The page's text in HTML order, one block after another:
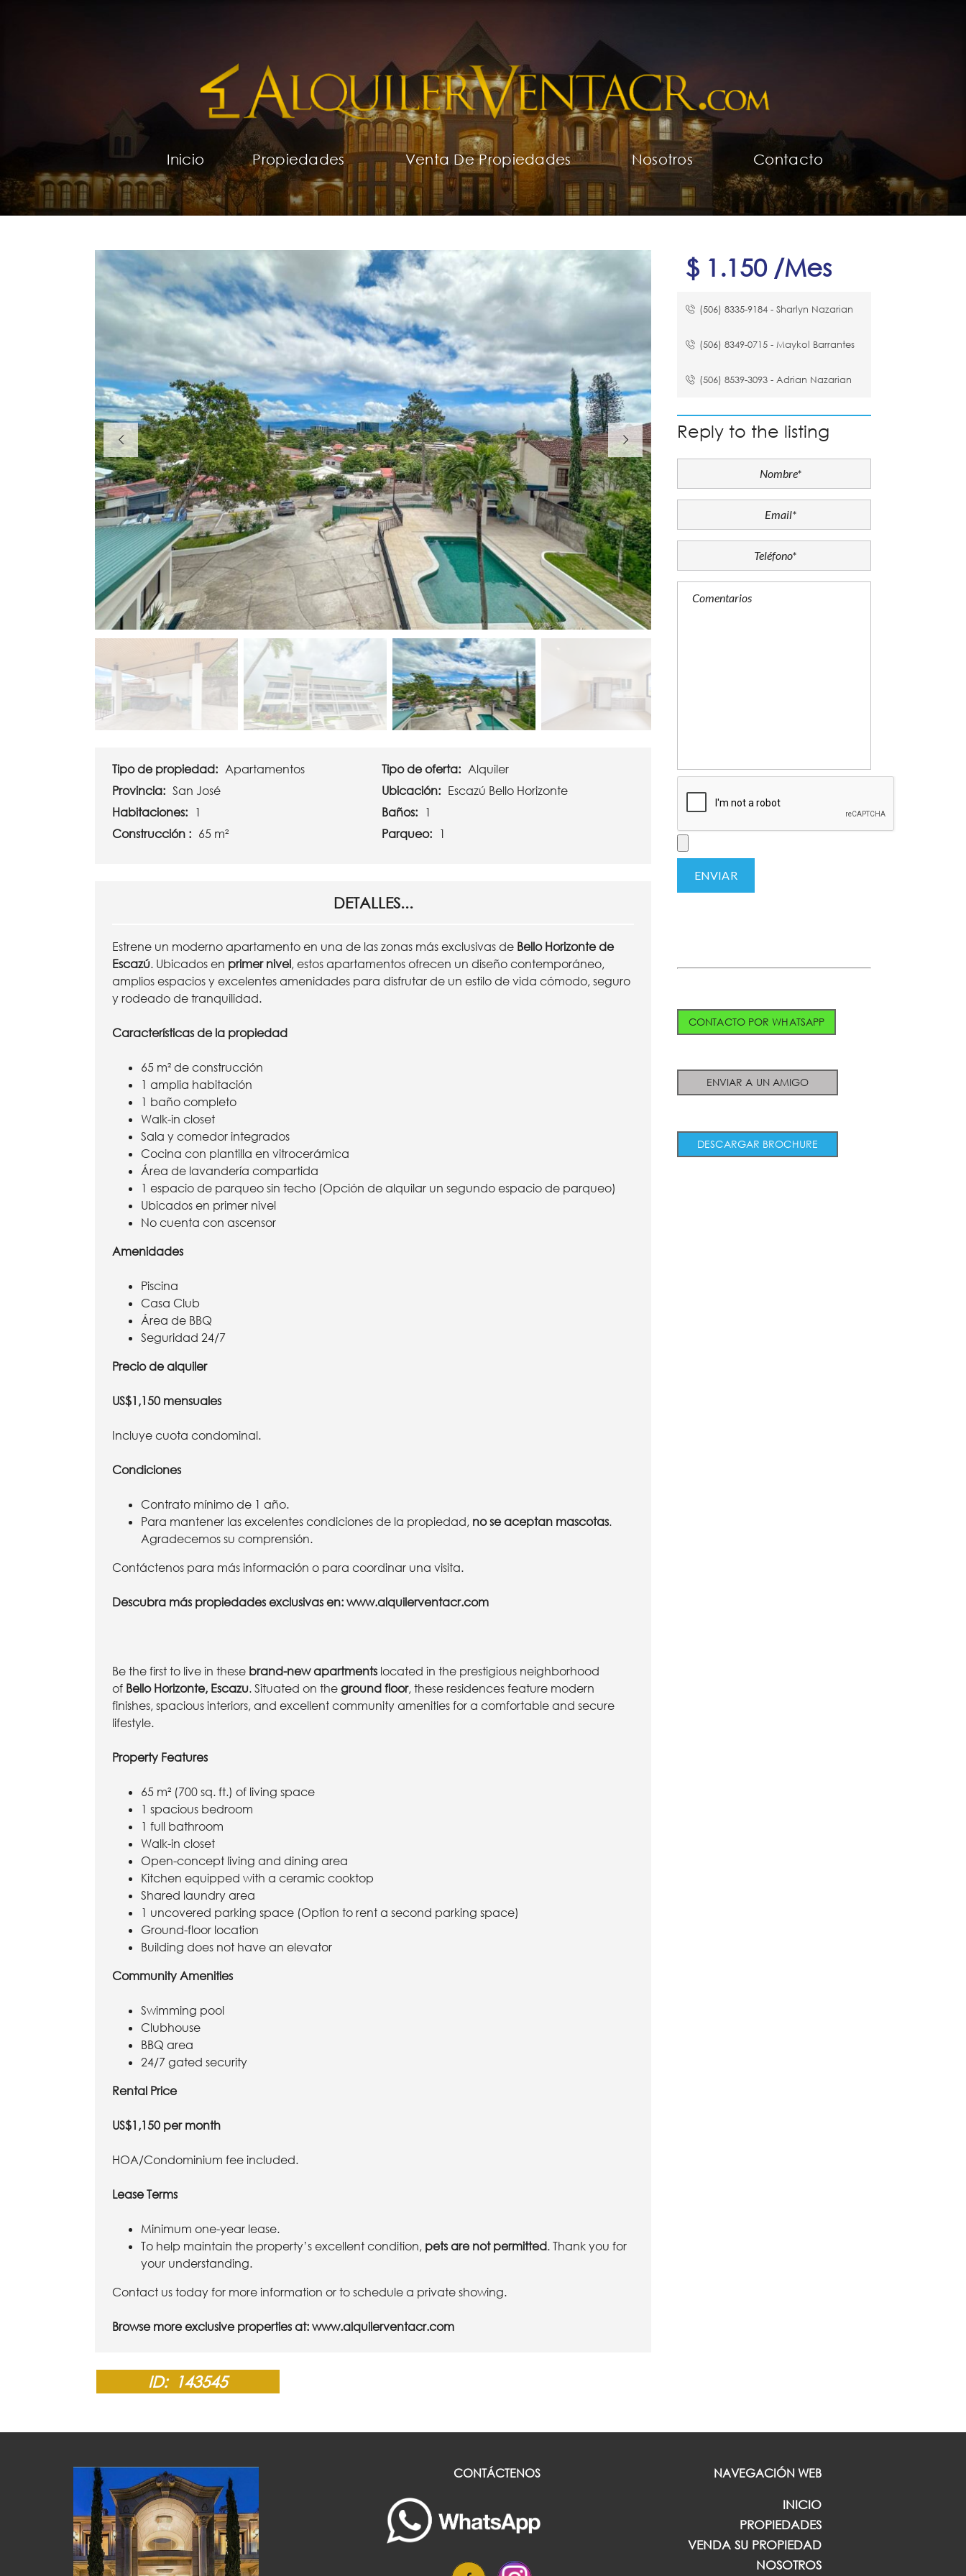
Inicio Propiedades Venta De Propiedades Nosotros Contacto
Tipo de propiedad: Apartamentos Tipo de oferta: Alquiler
Provincia: San José Ubicación: Escazú Bello Horizonte
Habitaciones: 1 Baños: 1
Construcción : 65 m² Parqueo: 1
DETALLES...
Estrene un moderno apartamento en una de las zonas más exclusivas de Bello Horizonte de
Escazú. Ubicados en primer nivel, estos apartamentos ofrecen un diseño contemporáneo,
amplios espacios y excelentes amenidades para disfrutar de un estilo de vida cómodo, seguro
y rodeado de tranquilidad.
Características de la propiedad
65 m² de construcción
1 amplia habitación
1 baño completo
Walk-in closet
Sala y comedor integrados
Cocina con plantilla en vitrocerámica
Área de lavandería compartida
1 espacio de parqueo sin techo (Opción de alquilar un segundo espacio de parqueo)
Ubicados en primer nivel
No cuenta con ascensor
Amenidades
Piscina
Casa Club
Área de BBQ
Seguridad 24/7
Precio de alquiler
US$1,150 mensuales
Incluye cuota condominal.
Condiciones
Contrato mínimo de 1 año.
Para mantener las excelentes condiciones de la propiedad, no se aceptan mascotas.
Agradecemos su comprensión.
Contáctenos para más información o para coordinar una visita.
Descubra más propiedades exclusivas en: www.alquilerventacr.com
Be the first to live in these brand-new apartments located in the prestigious neighborhood
of Bello Horizonte, Escazu. Situated on the ground floor, these residences feature modern
finishes, spacious interiors, and excellent community amenities for a comfortable and secure
lifestyle.
Property Features
65 m² (700 sq. ft.) of living space
1 spacious bedroom
1 full bathroom
Walk-in closet
Open-concept living and dining area
Kitchen equipped with a ceramic cooktop
Shared laundry area
1 uncovered parking space (Option to rent a second parking space)
Ground-floor location
Building does not have an elevator
Community Amenities
Swimming pool
Clubhouse
BBQ area
24/7 gated security
Rental Price
US$1,150 per month
HOA/Condominium fee included.
Lease Terms
Minimum one-year lease.
To help maintain the property’s excellent condition, pets are not permitted. Thank you for
your understanding.
Contact us today for more information or to schedule a private showing.
Browse more exclusive properties at: www.alquilerventacr.com
ID: 143545
$ 1.150 /Mes
(506) 8335-9184​ - Sharlyn Nazarian
(506) 8349-0715 - Maykol Barrantes
(506) 8539-3093 - Adrian Nazarian
Reply to the listing
CONTACTO POR WHATSAPP
ENVIAR A UN AMIGO
DESCARGAR BROCHURE
CONTÁCTENOS NAVEGACIÓN WEB
INICIO
PROPIEDADES
VENDA SU PROPIEDAD
NOSOTROS